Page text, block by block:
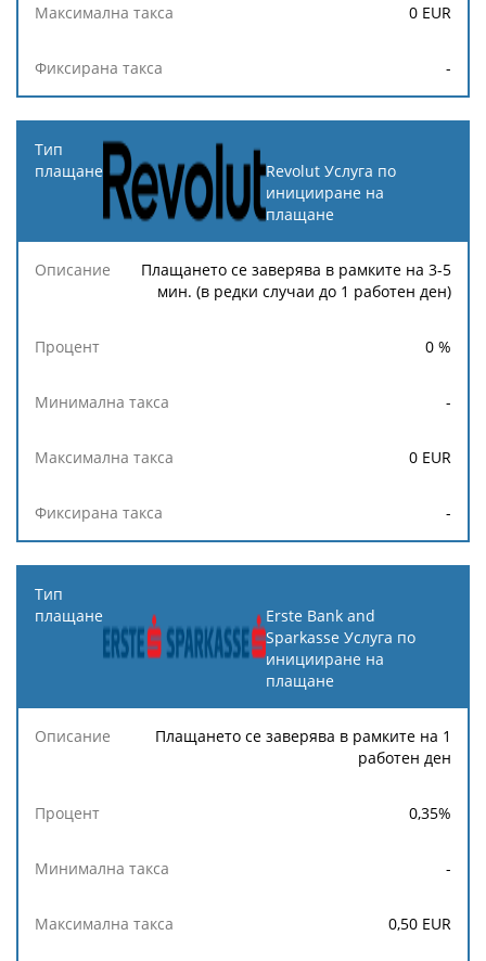
0 EUR
-
Revolut Услуга по
иницииране на
плащане
Плащането се заверява в рамките на 3-5
мин. (в редки случаи до 1 работен ден)
0 %
-
0 EUR
-
Erste Bank and
Sparkasse Услуга по
иницииране на
плащане
Плащането се заверява в рамките на 1
работен ден
0,35%
-
0,50 EUR